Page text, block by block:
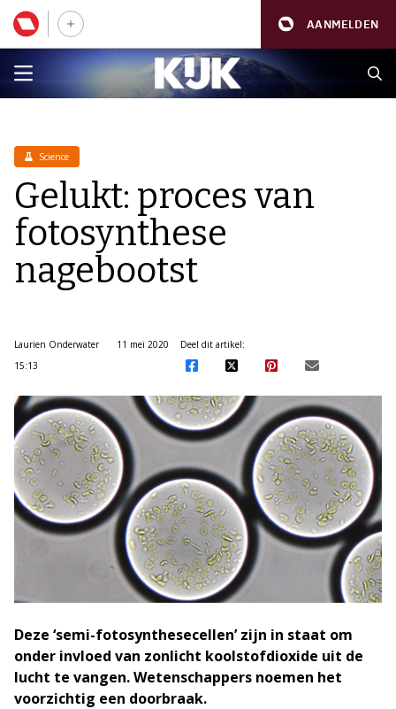
AANMELDEN
Science
Gelukt: proces van
fotosynthese
nagebootst
Laurien Onderwater
11 mei 2020
15:13
Deel dit artikel:
Deze ‘semi-fotosynthesecellen’ zijn in staat om
onder invloed van zonlicht koolstofdioxide uit de
lucht te vangen. Wetenschappers noemen het
voorzichtig een doorbraak.